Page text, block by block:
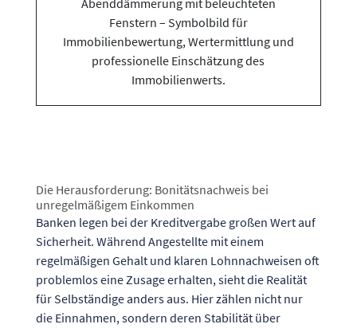
Die Herausforderung: Bonitätsnachweis bei
unregelmäßigem Einkommen
Banken legen bei der Kreditvergabe großen Wert auf
Sicherheit. Während Angestellte mit einem
regelmäßigen Gehalt und klaren Lohnnachweisen oft
problemlos eine Zusage erhalten, sieht die Realität
für Selbständige anders aus. Hier zählen nicht nur
die Einnahmen, sondern deren Stabilität über